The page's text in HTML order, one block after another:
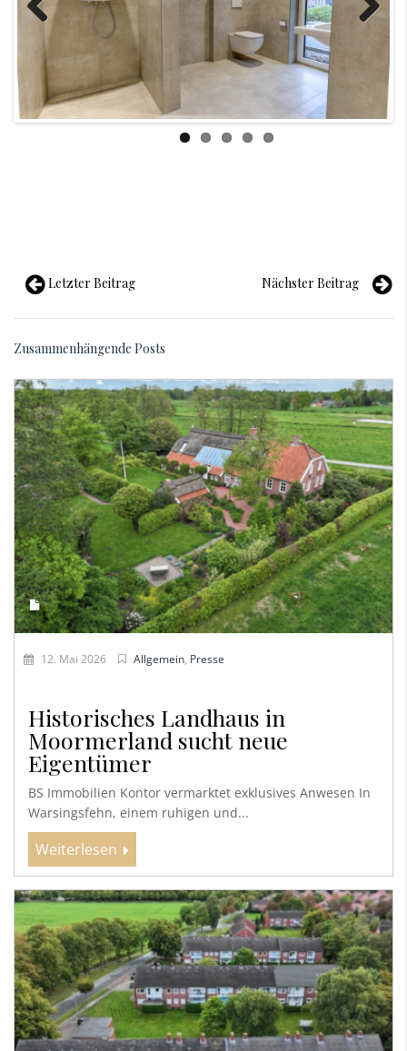
Previous
Letzter Beitrag Nächster Beitrag
Zusammenhängende Posts
12. Mai 2026 Allgemein, Presse
Historisches Landhaus in
Moormerland sucht neue
Eigentümer
BS Immobilien Kontor vermarktet exklusives Anwesen In
Warsingsfehn, einem ruhigen und...
Weiterlesen